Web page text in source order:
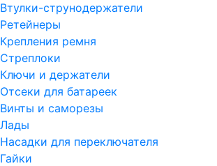
Втулки-струнодержатели
Ретейнеры
Крепления ремня
Стреплоки
Ключи и держатели
Отсеки для батареек
Винты и саморезы
Лады
Насадки для переключателя
Гайки